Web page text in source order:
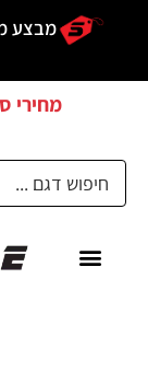
מבצע מטורף ל-
מחירי